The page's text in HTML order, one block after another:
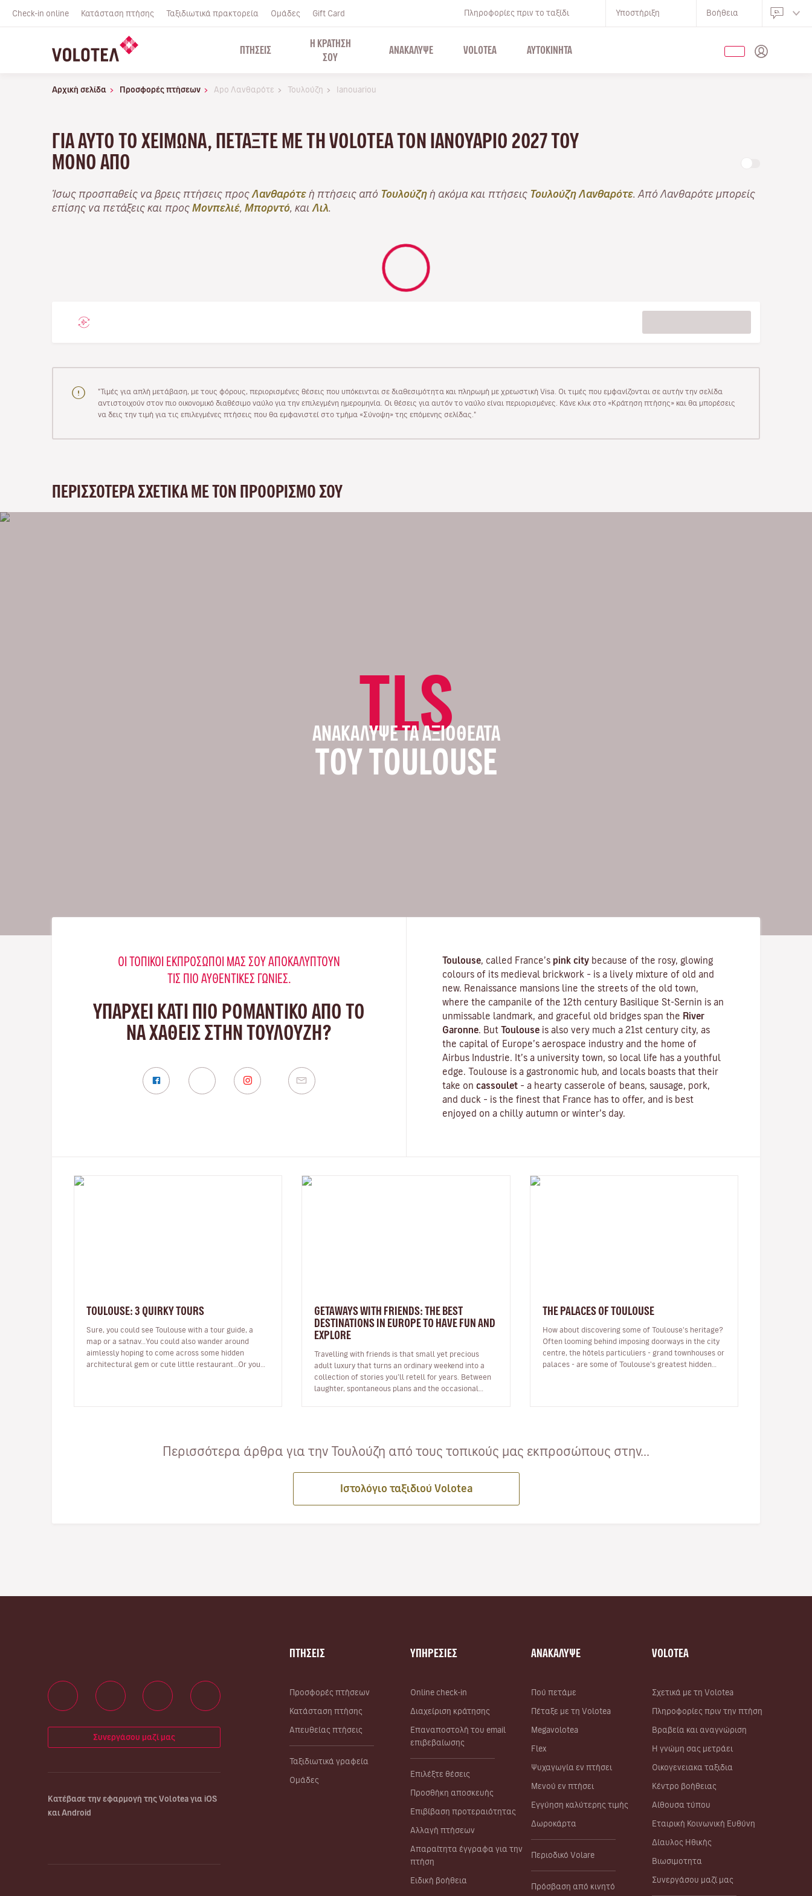
Check-in online Κατάσταση πτήσης Ταξιδιωτικά πρακτορεία Ομάδες Gift Card Πληροφορίες πριν το ταξίδι Υποστήριξη Βοήθεια
ΠΤΉΣΕΙΣ
Η ΚΡΑΤΗΣΗ
ΣΟΥ
ΑΝΑΚΑΛΥΨΕ VOLOTEA ΑΥΤΟΚΊΝΗΤΑ
Αρχική σελίδα Προσφορές πτήσεων Apo Λανθαρότε Τουλούζη Ianouariou
ΓΙΑ ΑΥΤΌ ΤΟ ΧΕΙΜΏΝΑ, ΠΕΤΆΞΤΕ ΜΕ ΤΗ VOLOTEA ΤΟΝ ΙΑΝΟΥΆΡΙΟ 2027 ΤΟΥ
ΜΌΝΟ ΑΠΌ
Ίσως προσπαθείς να βρεις πτήσεις προς Λανθαρότε ή πτήσεις από Τουλούζη ή ακόμα και πτήσεις Τουλούζη Λανθαρότε . Από Λανθαρότε μπορείς
επίσης να πετάξεις και προς Μονπελιέ Μπορντό , και Λιλ
"Τιμές για απλή μετάβαση, με τους φόρους, περιορισμένες θέσεις που υπόκεινται σε διαθεσιμότητα και πληρωμή με χρεωστική Visa. Οι τιμές που εμφανίζονται σε αυτήν την σελίδα
αντιστοιχούν στον πιο οικονομικό διαθέσιμο ναύλο για την επιλεγμένη ημερομηνία. Οι θέσεις για αυτόν το ναύλο είναι περιορισμένες. Κάνε κλικ στο «Κράτηση πτήσης» και θα μπορέσεις
να δεις την τιμή για τις επιλεγμένες πτήσεις που θα εμφανιστεί στο τμήμα «Σύνοψη» της επόμενης σελίδας."
ΠΕΡΙΣΣΌΤΕΡΑ ΣΧΕΤΙΚΆ ΜΕ ΤΟΝ ΠΡΟΟΡΙΣΜΌ ΣΟΥ
TLS
ΑΝΑΚΆΛΥΨΕ ΤΑ ΑΞΙΟΘΈΑΤΑ
ΤΟΥ TOULOUSE
ΟΙ ΤΟΠΙΚΟΊ ΕΚΠΡΌΣΩΠΟΊ ΜΑΣ ΣΟΥ ΑΠΟΚΑΛΎΠΤΟΥΝ
ΤΙΣ ΠΙΟ ΑΥΘΕΝΤΙΚΈΣ ΓΩΝΙΈΣ.
ΥΠΑΡΧΕΙ ΚΑΤΙ ΠΙΟ ΡΟΜΑΝΤΙΚΟ ΑΠΟ ΤΟ
ΝΑ ΧΑΘΕΙΣ ΣΤΗΝ ΤΟΥΛΟΎΖΗ?
Toulouse , called France’s pink city because of the rosy, glowing
colours of its medieval brickwork – is a lively mixture of old and
new. Renaissance mansions line the streets of the old town,
where the campanile of the 12th century Basilique St-Sernin is an
unmissable landmark, and graceful old bridges span the River
Garonne . But Toulouse is also very much a 21st century city, as
the capital of Europe’s aerospace industry and the home of
Airbus Industrie. It’s a university town, so local life has a youthful
edge. Toulouse is a gastronomic hub, and locals boasts that their
take on cassoulet – a hearty casserole of beans, sausage, pork,
and duck – is the finest that France has to offer, and is best
enjoyed on a chilly autumn or winter’s day.
TOULOUSE: 3 QUIRKY TOURS
Sure, you could see Toulouse with a tour guide, a
map or a satnav…You could also wander around
aimlessly hoping to come across some hidden
architectural gem or cute little restaurant…Or you
GETAWAYS WITH FRIENDS: THE BEST
DESTINATIONS IN EUROPE TO HAVE FUN AND
EXPLORE
Travelling with friends is that small yet precious
adult luxury that turns an ordinary weekend into a
collection of stories you’ll retell for years. Between
laughter, spontaneous plans and the occasional
THE PALACES OF TOULOUSE
How about discovering some of Toulouse's heritage?
Often looming behind imposing doorways in the city
centre, the hôtels particuliers - grand townhouses or
palaces - are some of Toulouse's greatest hidden
Περισσότερα άρθρα για την Τουλούζη από τους τοπικούς μας εκπροσώπους στην...
Ιστολόγιο ταξιδιού Volotea
ΠΤΗΣΕΙΣ
Προσφορές πτήσεων
Κατάσταση πτήσης
Απευθείας πτήσεις
Ταξιδιωτικά γραφεία
Ομάδες
ΥΠΗΡΕΣΙΕΣ
Online check-in
Διαχείριση κράτησης
Επαναποστολή του email
επιβεβαίωσης
Επιλέξτε θέσεις
Προσθήκη αποσκευής
Επιβίβαση προτεραιότητας
Αλλαγή πτήσεων
Απαραίτητα έγγραφα για την
πτήση
Ειδική βοήθεια
ΑΝΑΚΑΛΥΨΕ
Πού πετάμε
Πέταξε με τη Volotea
Megavolotea
Flex
Ψυχαγωγία εν πτήσει
Μενού εν πτήσει
Εγγύηση καλύτερης τιμής
Δωροκάρτα
Περιοδικό Volare
Πρόσβαση από κινητό
VOLOTEA
Σχετικά με τη Volotea
Πληροφορίες πριν την πτήση
Βραβεία και αναγνώριση
Η γνώμη σας μετράει
Οικογενειακα ταξιδια
Κέντρο βοήθειας
Αίθουσα τύπου
Εταιρική Κοινωνική Ευθύνη
Δίαυλος Ηθικής
Βιωσιμοτητα
Συνεργάσου μαζί μας
Συνεργάσου μαζί μας
Κατέβασε την εφαρμογή της Volotea για iOS
και Android